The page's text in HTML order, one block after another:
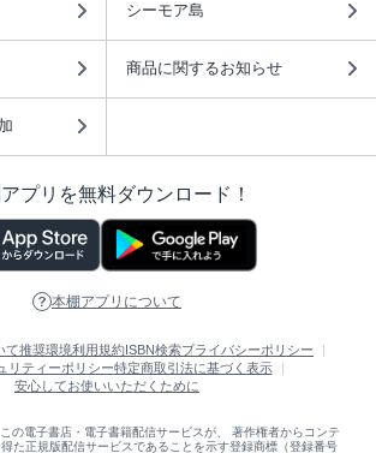
シーモア島
商品に関するお知らせ
プリを無料ダウンロード！
本棚アプリについて
て推奨環境利用規約 ISBN検索プライバシーポリシー
リティーポリシー特定商取引法に基づく表示
安心してお使いいただくために
の電子書店・電子書籍配信サービスが、 著作権者からコンテ
た正規版配信サービスであることを示す登録商標（登録番号